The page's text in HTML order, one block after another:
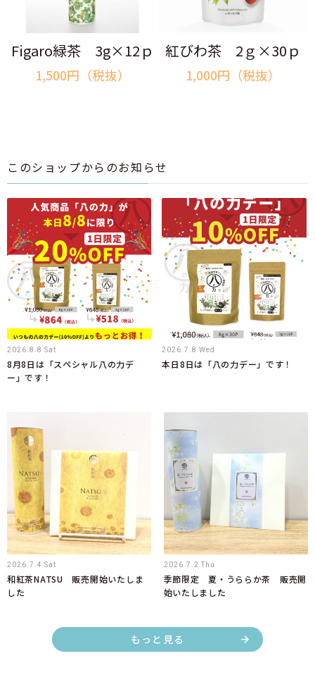
Figaro緑茶 3g×12ｐ
1,500円（税抜）
紅びわ茶 2ｇ×30ｐ
1,000円（税抜）
このショップからのお知らせ
2026.8.8 Sat
8月8日は「スペシャル八の力デ
ー」です！
2026.7.8 Wed
本日8日は「八の力デー」です！
2026.7.4 Sat
和紅茶NATSU 販売開始いたしま
した
2026.7.2 Thu
季節限定 夏・うららか茶 販売開
始いたしました
もっと見る